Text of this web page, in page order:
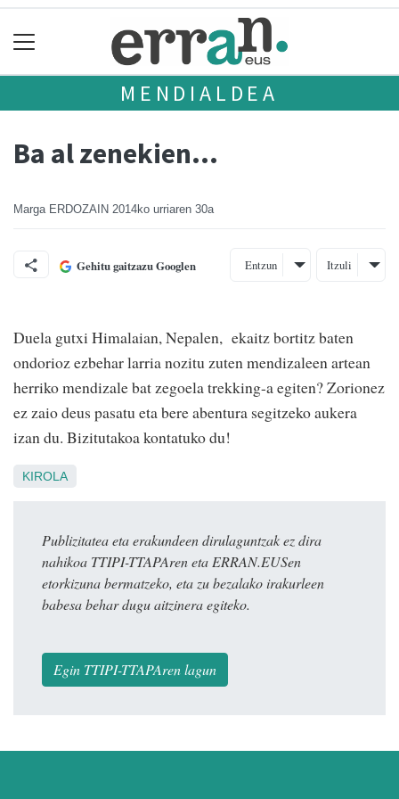
MENDIALDEA
Ba al zenekien...
Marga ERDOZAIN 2014ko urriaren 30a
Gehitu gaitzazu Googlen Entzun Itzuli
Duela gutxi Himalaian, Nepalen, ekaitz bortitz baten
ondorioz ezbehar larria nozitu zuten mendizaleen artean
herriko mendizale bat zegoela trekking-a egiten? Zorionez
ez zaio deus pasatu eta bere abentura segitzeko aukera
izan du. Bizitutakoa kontatuko du!
KIROLA
Publizitatea eta erakundeen dirulaguntzak ez dira
nahikoa TTIPI-TTAPAren eta ERRAN.EUSen
etorkizuna bermatzeko, eta zu bezalako irakurleen
babesa behar dugu aitzinera egiteko.
Egin TTIPI-TTAPAren lagun